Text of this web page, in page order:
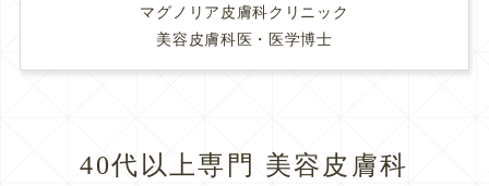
マグノリア皮膚科クリニック
美容皮膚科医・医学博士
40代以上専門 美容皮膚科